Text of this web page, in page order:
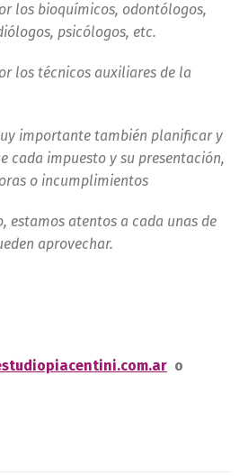
los bioquímicos, odontólogos,
psicólogos, etc.
los técnicos auxiliares de la
importante también planificar y
cada impuesto y su presentación,
o incumplimientos
estamos atentos a cada unas de
aprovechar.
o